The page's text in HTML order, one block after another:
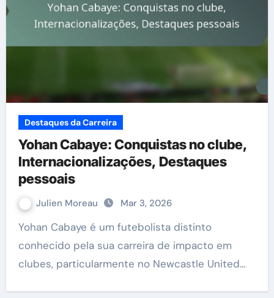
Destaques da Carreira
Yohan Cabaye: Conquistas no clube,
Internacionalizações, Destaques
pessoais
Julien Moreau Mar 3, 2026
Yohan Cabaye é um futebolista distinto
conhecido pela sua carreira de impacto em
clubes, particularmente no Newcastle United…